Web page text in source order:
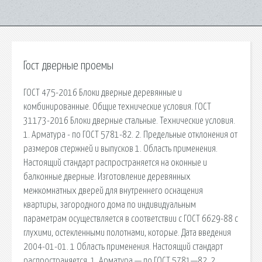
Гост дверные проемы
ГОСТ 475-2016 Блоки дверные деревянные и
комбинированные. Общие технические условия. ГОСТ
31173-2016 Блоки дверные стальные. Технические условия.
1. Арматура - по ГОСТ 5781-82. 2. Предельные отклонения от
размеров стержней и выпусков 1. Область применения.
Настоящий стандарт распространяется на оконные и
балконные дверные. Изготовление деревянных
межкомнатных дверей для внутреннего оснащения
квартиры, загородного дома по индивидуальным
параметрам осуществляется в соответствии с ГОСТ 6629-88 с
глухими, остекленными полотнами, которые. Дата введения
2004-01-01. 1 Область применения. Настоящий стандарт